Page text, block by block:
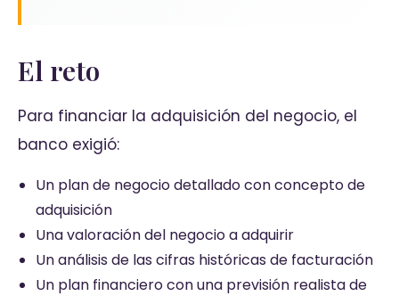
El reto
Para financiar la adquisición del negocio, el
banco exigió:
Un plan de negocio detallado con concepto de
adquisición
Una valoración del negocio a adquirir
Un análisis de las cifras históricas de facturación
Un plan financiero con una previsión realista de